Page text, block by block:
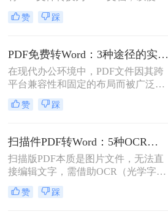
行编辑、修改或进一步处理。然而，
市面上许多PDF转Word工具都需要付
钱呢？本文将介绍几种不花钱的常用
方法，帮助您轻松实现PDF到Word的
转换。
赞 踩
PDF免费转Word：3种途径的实际费用、限制和效果对比！
在现代办公环境中，PDF文件因其跨
平台兼容性和固定的布局而被广泛使
用。然而，在需要对内容进行编辑
时，我们往往需要将其转换为Word文
呢？本文将介绍三种常用的免费方法
来实现这一目标。
赞 踩
扫描件PDF转Word：5种OCR方案的识别精度和速度对比！
扫描版PDF本质是图片文件，无法直
接编辑文字，需借助OCR（光学字符
识别）技术提取文字并转换为可编辑
的Word格式。那么扫描pdf怎么转换
赞 踩